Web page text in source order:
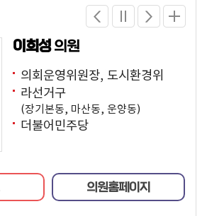
김계순의원
의장
가선거구
(고촌읍, 사우동, 풍무동)
더불어민주당
의원홈페이지
황성석의원
부의장, 도시환경위
나선거구
(김포본동, 장기동)
국민의힘
의원홈페이지
이희성의원
의회운영위원장, 도시환경위
라선거구
(장기본동, 마산동, 운양동)
더불어민주당
의원홈페이지
정영혜의원
행정복지위원장, 윤리특별위
라선거구
(장기본동, 마산동, 운양동)
더불어민주당
의원홈페이지
김기남의원
도시환경위원장, 윤리특별위
나선거구
(김포본동, 장기동)
더불어민주당
의원홈페이지
김현주의원
윤리특별위원장, 의회운영위,
행정복지위
라선거구
(장기본동, 마산동, 운양동)
의원홈페이지
유매희의원
의회운영위, 행정복지위
다선거구
(통진읍, 양촌읍, 대곶면, 월곶면,
하성면, 구래동)
의원홈페이지
진병삼의원
윤리특별위, 행정복지위
가선거구
(고촌읍, 사우동, 풍무동)
더불어민주당
의원홈페이지
조한석의원
의회운영위, 행정복지위
다선거구
(통진읍, 양촌읍, 대곶면, 월곶면,
하성면, 구래동)
의원홈페이지
박재영의원
행정복지위, 윤리특별위
가선거구
(고촌읍, 사우동, 풍무동)
국민의힘
의원홈페이지
전하준의원
도시환경위, 윤리특별위
나선거구
(김포본동, 장기동)
더불어민주당
의원홈페이지
김재상의원
의회운영위, 도시환경위
다선거구
(통진읍, 양촌읍, 대곶면, 월곶면,
하성면, 구래동)
의원홈페이지
반주영의원
의회운영위, 도시환경위, 윤리
특별위
비례대표
국민의힘
의원홈페이지
박세진의원
의회운영위, 행정복지위
비례대표
더불어민주당
의원홈페이지